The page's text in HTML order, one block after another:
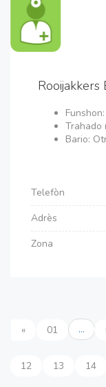
Rooijakkers
Trahado
Bario:
Telefòn
Adrès
Zona
« 01 …
12
13 14